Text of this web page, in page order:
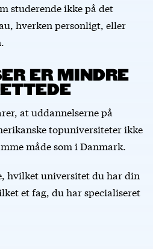
studerende ikke på det
hverken personligt, eller
ER MINDRE
at uddannelserne på
topuniversiteter ikke
måde som i Danmark.
hvilket universitet du har din
et fag, du har specialiseret